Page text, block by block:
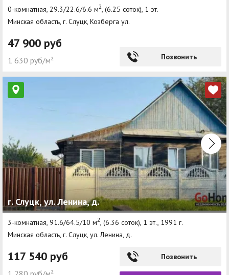
0-комнатная, 29.3/22.6/6.6 м2 , (6.25 соток), 1 эт.
Минская область, г. Слуцк, Козберга ул.
47 900 руб
1 630 руб/м² Позвонить
г. Слуцк, ул. Ленина, д.
3-комнатная, 91.6/64.5/10 м2, (6.36 соток), 1 эт., 1991 г.
Минская область, г. Слуцк, ул. Ленина, д.
117 540 руб Позвонить